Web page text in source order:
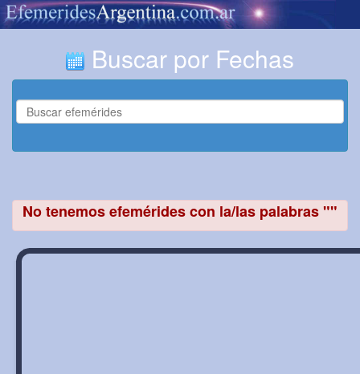
Buscar por Fechas
No tenemos efemérides con la/las palabras ""